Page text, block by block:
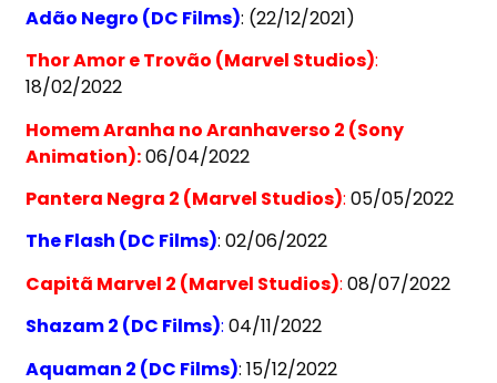
Adão Negro (DC Films): (22/12/2021)
Thor Amor e Trovão (Marvel Studios):
18/02/2022
Homem Aranha no Aranhaverso 2 (Sony
Animation):06/04/2022
Pantera Negra 2 (Marvel Studios): 05/05/2022
The Flash (DC Films): 02/06/2022
Capitã Marvel 2 (Marvel Studios): 08/07/2022
Shazam 2 (DC Films): 04/11/2022
Aquaman 2 (DC Films): 15/12/2022